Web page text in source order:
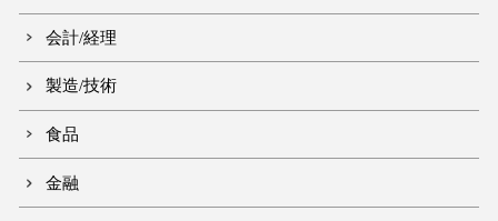
会計/経理
製造/技術
食品
金融